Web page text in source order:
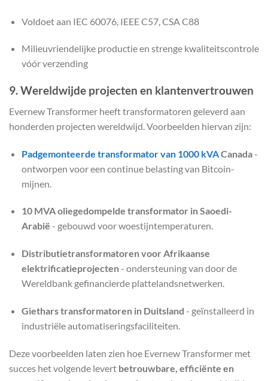
Voldoet aan IEC 60076, IEEE C57, CSA C88
Milieuvriendelijke productie en strenge kwaliteitscontrole
vóór verzending
9. Wereldwijde projecten en klantenvertrouwen
Evernew Transformer heeft transformatoren geleverd aan
honderden projecten wereldwijd. Voorbeelden hiervan zijn:
Padgemonteerde transformator van 1000 kVACanada-
ontworpen voor een continue belasting van Bitcoin-
mijnen.
10 MVA oliegedompelde transformator in Saoedi-
Arabië - gebouwd voor woestijntemperaturen.
Distributietransformatoren voor Afrikaanse
elektrificatieprojecten- ondersteuning van door de
Wereldbank gefinancierde plattelandsnetwerken.
Giethars transformatoren in Duitsland - geïnstalleerd in
industriële automatiseringsfaciliteiten.
Deze voorbeelden laten zien hoe Evernew Transformer met
succes het volgende levert betrouwbare, efficiënte en